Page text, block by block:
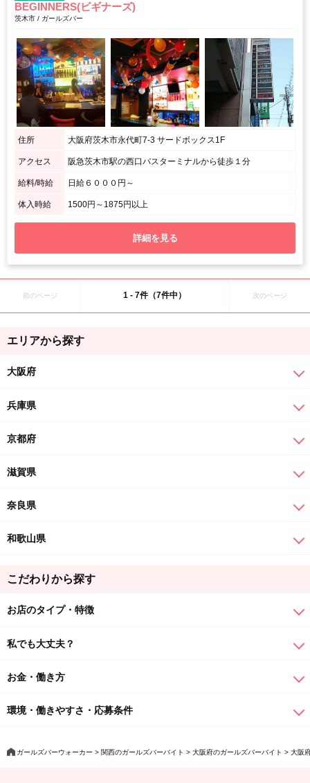
BEGINNERS(ビギナーズ)
茨木市 / ガールズバー
住所 大阪府茨木市永代町7-3 サードボックス1F
アクセス 阪急茨木市駅の西口バスターミナルから徒歩１分
給料/時給 日給６０００円～
体入時給 1500円～1875円以上
詳細を見る
前のページ 1 - 7件（7件中） 次のページ
エリアから探す
大阪府
兵庫県
京都府
滋賀県
奈良県
和歌山県
こだわりから探す
お店のタイプ・特徴
私でも大丈夫？
お金・働き方
環境・働きやすさ・応募条件
ガールズバーウォーカー 関西のガールズバーバイト 大阪府のガールズバーバイト 大阪